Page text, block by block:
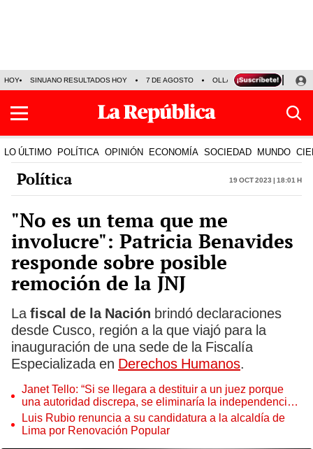
HOY SINUANO RESULTADOS HOY 7 DE AGOSTO OLLANTA HUMALA
LO ÚLTIMO POLÍTICA OPINIÓN ECONOMÍA SOCIEDAD MUNDO
Política 19 Oct 2023 | 18:01 h
"No es un tema que me
involucre": Patricia Benavides
responde sobre posible
remoción de la JNJ
La fiscal de la Nación brindó declaraciones
desde Cusco, región a la que viajó para la
inauguración de una sede de la Fiscalía
Especializada en Derechos Humanos.
Janet Tello: “Si se llegara a destituir a un juez porque
una autoridad discrepa, se eliminaría la independencia
judicial”
Luis Rubio renuncia a su candidatura a la alcaldía de
Lima por Renovación Popular